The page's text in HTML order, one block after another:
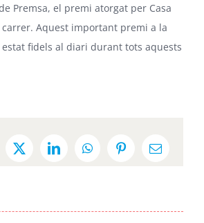
Premsa, el premi atorgat per Casa
carrer. Aquest important premi a la
fidels al diari durant tots aquests
X LinkedInWhatsAppPinterestEmail: